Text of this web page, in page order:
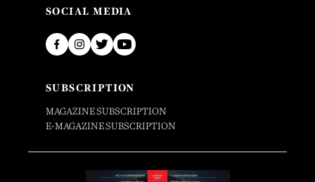
SOCIAL MEDIA
SUBSCRIPTION
MAGAZINE SUBSCRIPTION
E-MAGAZINE SUBSCRIPTION